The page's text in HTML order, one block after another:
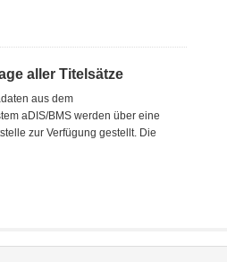
aller Titelsätze
aus dem
aDIS/BMS werden über eine
zur Verfügung gestellt. Die